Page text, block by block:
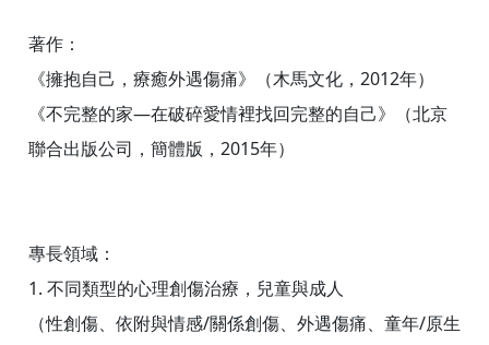
著作：
《擁抱自己，療癒外遇傷痛》（木馬文化，2012年）
《不完整的家—在破碎愛情裡找回完整的自己》（北京
聯合出版公司，簡體版，2015年）
專長領域：
1. 不同類型的心理創傷治療，兒童與成人
（性創傷、依附與情感/關係創傷、外遇傷痛、童年/原生